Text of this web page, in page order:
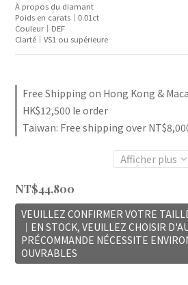
À propos du diamant
Poids en carats｜0.01ct
Couleur｜DEF
Clarté｜VS1 ou supérieure
Free Shipping on Hong Kong &
HK$12,500 le order
Taiwan: Free shipping over
Afficher plus
NT$44,800
VEUILLEZ CONFIRMER VOTRE
｜EN STOCK, VEUILLEZ CHOISIR
PRÉCOMMANDE NÉCESSITE
OUVRABLES